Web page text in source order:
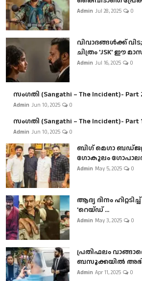
Admin Jul 28, 2025 0
വിവാദങ്ങൾക്ക്
ചിത്രം 'JSK' ഈ
Admin Jul 16, 2025 0
സംഗതി (Sangathi – The Incident)- Part
Admin Jun 10, 2025 0
സംഗതി (Sangathi – The Incident)-
Admin Jun 10, 2025 0
ബി​ഗ് മെഗാ
ഗോകുലം
Admin May 5, 2025 0
ആദ്യ ദിനം
'റെയ്ഡ് ...
Admin May 3, 2025 0
പ്രതിഫലം
ബസൂക്കയില്‍
Admin Apr 11, 2025 0